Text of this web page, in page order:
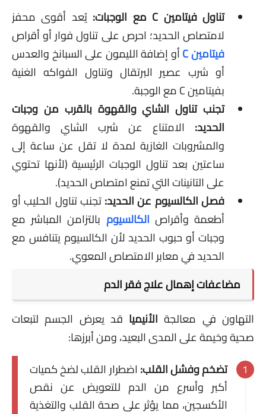
تناول فيتامين C مع الوجبات:
يُعد أقوى محفز
لامتصاص الحديد؛ احرص على تناول فوار أو أقراص
فيتامين C أو إضافة الليمون على السبانخ والعدس
أو شرب عصير البرتقال وتناول الفواكه الغنية
بفيتامين C مع الوجبة.
تجنب تناول الشاي والقهوة بالقرب من وجبات
الحديد: الامتناع عن شرب الشاي والقهوة
والمشروبات الغازية لمدة لا تقل عن ساعة إلى
ساعتين بعد تناول الوجبات الرئيسية (لأنها تحتوي
على التانينات التي تمنع امتصاص الحديد).
فصل الكالسيوم عن الحديد:تجنب تناول الحليب أو
أطعمة وأقراص الكالسيوم بالتزامن المباشر مع
وجبات أو حبوب الحديد لأن الكالسيوم يتنافس مع
الحديد في معابر الامتصاص المعوي.
مضاعفات إهمال علاج فقر الدم
التهاون في معالجة الأنيميا قد يعرض الجسم لتبعات
صحية وخيمة على المدى البعيد، ومن أبرزها:
تضخم وفشل القلب:اضطرار القلب لضخ كميات
أكبر وأسرع من الدم للتعويض عن نقص
الأكسجين، مما يؤثر على صحة القلب والتغذية